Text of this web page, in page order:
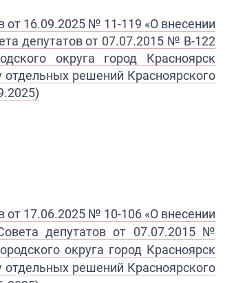
от 16.09.2025 № 11-119 «О внесении
депутатов от 07.07.2015 № В-122
округа город Красноярск
отдельных решений Красноярского
от 17.06.2025 № 10-106 «О внесении
депутатовот 07.07.2015 №
округа город Красноярск
отдельных решений Красноярского